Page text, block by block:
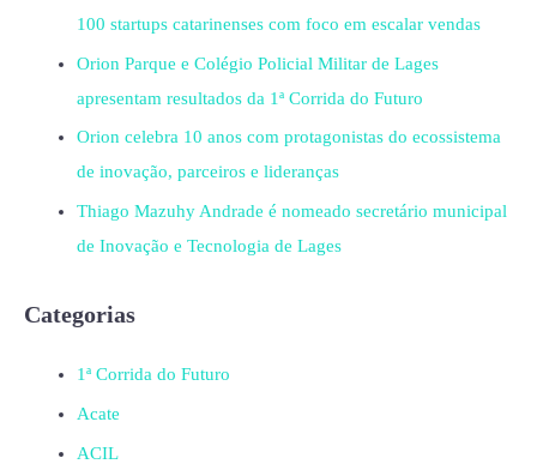
100 startups catarinenses com foco em escalar vendas
Orion Parque e Colégio Policial Militar de Lages
apresentam resultados da 1ª Corrida do Futuro
Orion celebra 10 anos com protagonistas do ecossistema
de inovação, parceiros e lideranças
Thiago Mazuhy Andrade é nomeado secretário municipal
de Inovação e Tecnologia de Lages
Categorias
1ª Corrida do Futuro
Acate
ACIL